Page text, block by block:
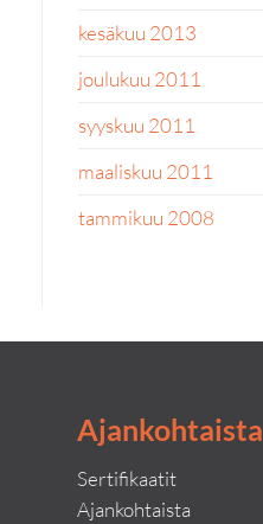
kesäkuu 2013
joulukuu 2011
syyskuu 2011
maaliskuu 2011
tammikuu 2008
Ajankohtaista
Sertifikaatit
Ajankohtaista